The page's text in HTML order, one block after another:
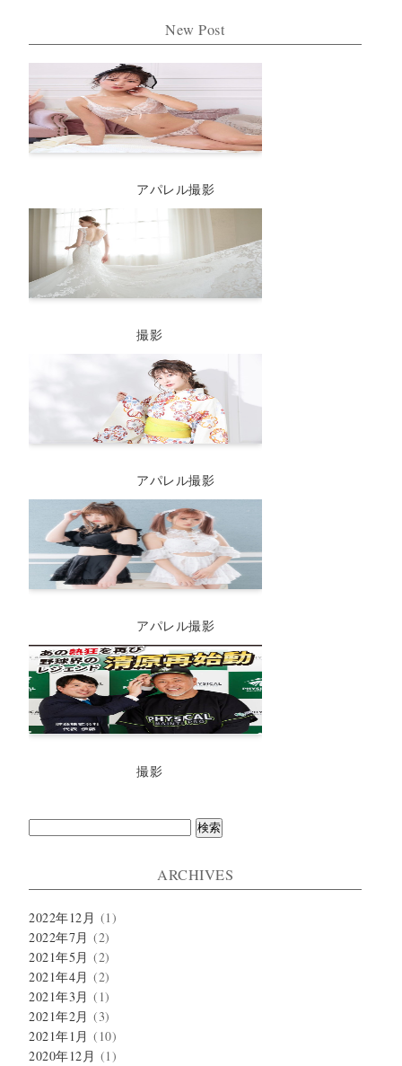
New Post
アパレル撮影
撮影
アパレル撮影
アパレル撮影
撮影
検
ARCHIVES
2022年12月 (1)
2022年7月 (2)
2021年5月 (2)
2021年4月 (2)
2021年3月 (1)
2021年2月 (3)
2021年1月 (10)
2020年12月 (1)